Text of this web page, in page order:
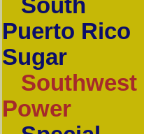
South
Puerto Rico
Sugar
Southwest
Power